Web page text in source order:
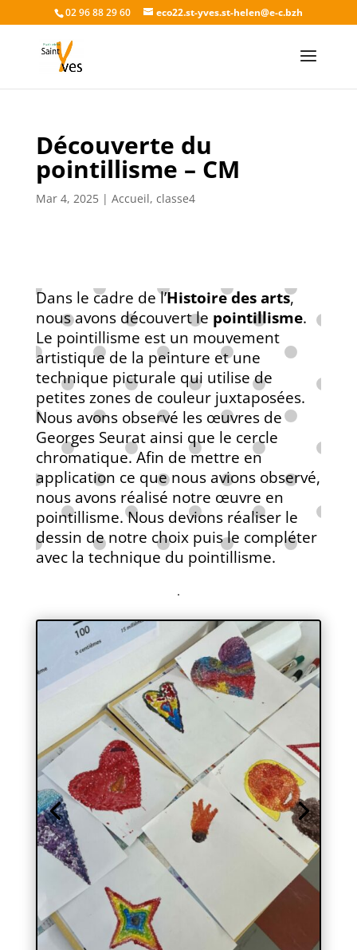
02 96 88 29 60 eco22.st-yves.st-helen@e-c.bzh
Découverte du
pointillisme – CM
Mar 4, 2025| Accueil, classe4
Dans le cadre de l’Histoire des arts,
nous avons découvert le pointillisme.
Le pointillisme est un mouvement
artistique de la peinture et une
technique picturale qui utilise de
petites zones de couleur juxtaposées.
Nous avons observé les œuvres de
Georges Seurat ainsi que le cercle
chromatique. Afin de mettre en
application ce que nous avions observé,
nous avons réalisé notre œuvre en
pointillisme. Nous devions réaliser le
dessin de notre choix puis le compléter
avec la technique du pointillisme.